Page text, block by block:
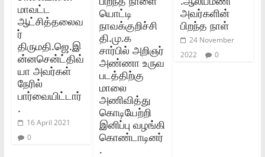
மாவட்ட
ஆட்சித்தலைவ
ர்
திருமதி.ஜெ.இ
ன்னசென்ட்திவ்
யா அவர்கள்
நேரில்
பார்வையிட்டார்
.
16 April 2021
0
யொட்டி
நாவக்குறிச்சி
தி.மு.க
சார்பில் அறிஞர்
அண்ணா உருவ
படத்திற்கு
மாலை
அணிவித்து
கொடியேற்றி
இனிப்பு வழங்கி
கொண்டாடினர்
.
அவர்களின்
பிறந்த நாள்
24 November
2022
0